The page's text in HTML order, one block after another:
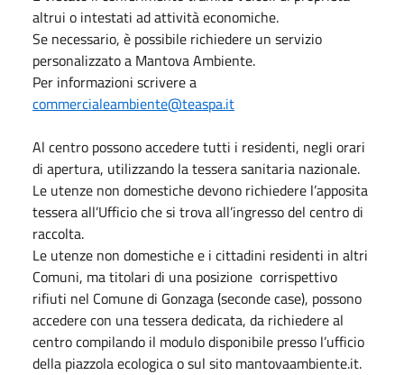
altrui o intestati ad attività economiche.
Se necessario, è possibile richiedere un servizio
personalizzato a Mantova Ambiente.
Per informazioni scrivere a
commercialeambiente@teaspa.it
Al centro possono accedere tutti i residenti, negli orari
di apertura, utilizzando la tessera sanitaria nazionale.
Le utenze non domestiche devono richiedere l’apposita
tessera all’Ufficio che si trova all’ingresso del centro di
raccolta.
Le utenze non domestiche e i cittadini residenti in altri
Comuni, ma titolari di una posizione corrispettivo
rifiuti nel Comune di Gonzaga (seconde case), possono
accedere con una tessera dedicata, da richiedere al
centro compilando il modulo disponibile presso l’ufficio
della piazzola ecologica o sul sito mantovaambiente.it.